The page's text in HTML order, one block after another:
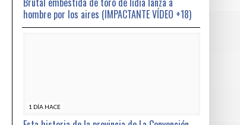
hombre por los aires (IMPACTANTE VÍDEO +18)
1 DÍA HACE